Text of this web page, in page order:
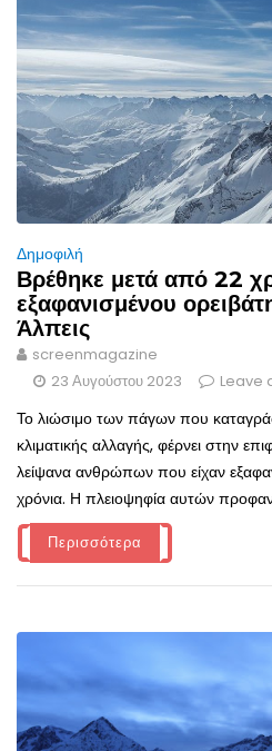
Δημοφιλή
Βρέθηκε μετά από 22
εξαφανισμένου
Άλπεις
screenmagazine
23 Αυγούστου 2023
Leave
Το λιώσιμο των πάγων που
κλιματικής αλλαγής, φέρνει στην
λείψανα ανθρώπων που είχαν
χρόνια. Η πλειοψηφία αυτών
Περισσότερα